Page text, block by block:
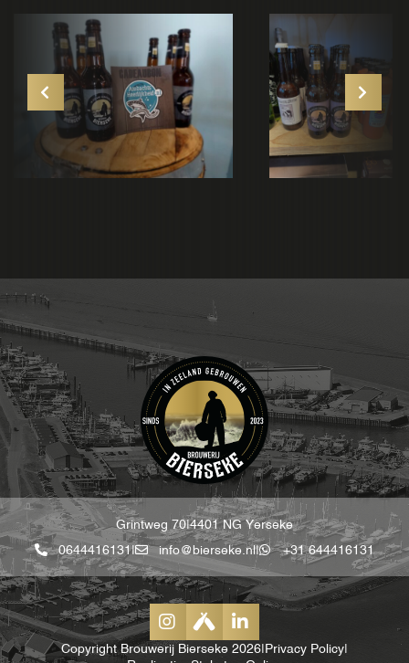
Grintweg 70|4401 NG Yerseke
0644416131| info@bierseke.nl| +31 644416131
Copyright Brouwerij Bierseke 2026|Privacy Policy|